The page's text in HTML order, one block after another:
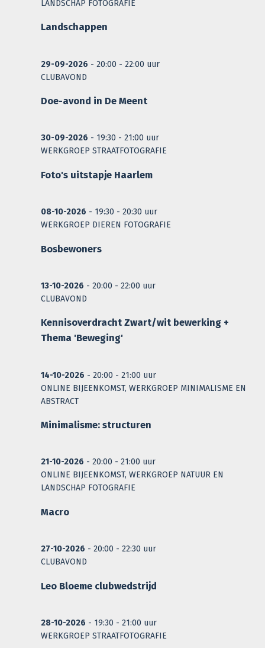
LANDSCHAP FOTOGRAFIE
Landschappen
29-09-2026 - 20:00 - 22:00 uur
CLUBAVOND
Doe-avond in De Meent
30-09-2026 - 19:30 - 21:00 uur
WERKGROEP STRAATFOTOGRAFIE
Foto's uitstapje Haarlem
08-10-2026 - 19:30 - 20:30 uur
WERKGROEP DIEREN FOTOGRAFIE
Bosbewoners
13-10-2026 - 20:00 - 22:00 uur
CLUBAVOND
Kennisoverdracht Zwart/wit bewerking +
Thema 'Beweging'
14-10-2026 - 20:00 - 21:00 uur
ONLINE BIJEENKOMST, WERKGROEP MINIMALISME EN
ABSTRACT
Minimalisme: structuren
21-10-2026 - 20:00 - 21:00 uur
ONLINE BIJEENKOMST, WERKGROEP NATUUR EN
LANDSCHAP FOTOGRAFIE
Macro
27-10-2026 - 20:00 - 22:30 uur
CLUBAVOND
Leo Bloeme clubwedstrijd
28-10-2026 - 19:30 - 21:00 uur
WERKGROEP STRAATFOTOGRAFIE